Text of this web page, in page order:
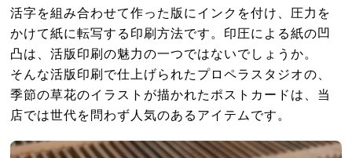
活字を組み合わせて作った版にインクを付け、圧力を
かけて紙に転写する印刷方法です。印圧による紙の凹
凸は、活版印刷の魅力の一つではないでしょうか。
そんな活版印刷で仕上げられたプロペラスタジオの、
季節の草花のイラストが描かれたポストカードは、当
店では世代を問わず人気のあるアイテムです。